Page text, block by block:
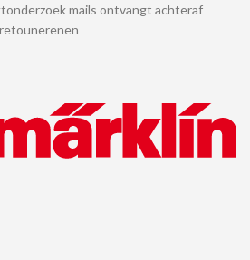
mails ontvangt achteraf